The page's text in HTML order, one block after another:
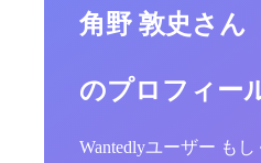
角野 敦史さん
のプロフィー
Wantedlyユーザー も